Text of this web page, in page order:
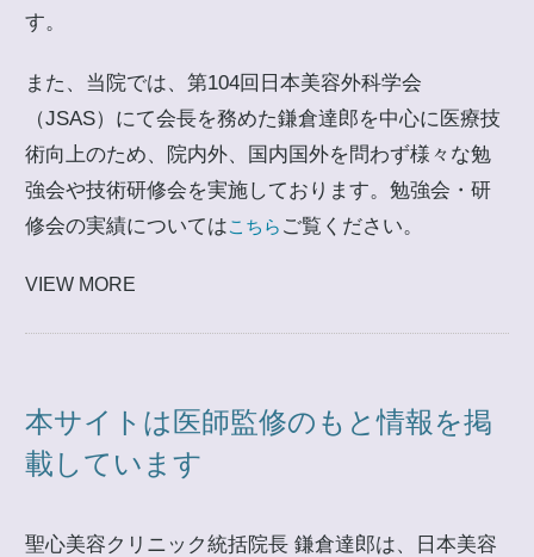
す。
また、当院では、第104回日本美容外科学会
（JSAS）にて会長を務めた鎌倉達郎を中心に医療技
術向上のため、院内外、国内国外を問わず様々な勉
強会や技術研修会を実施しております。勉強会・研
修会の実績についてはこちら ご覧ください。
VIEW MORE
本サイトは医師監修のもと情報を掲
載しています
聖心美容クリニック統括院長 鎌倉達郎は、日本美容